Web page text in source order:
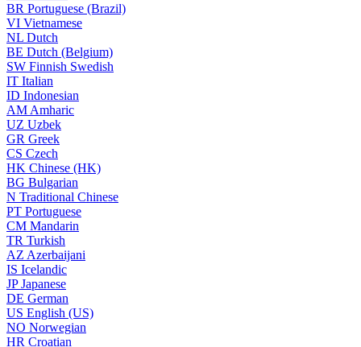
BR Portuguese (Brazil)
VI Vietnamese
NL Dutch
BE Dutch (Belgium)
SW Finnish Swedish
IT Italian
ID Indonesian
AM Amharic
UZ Uzbek
GR Greek
CS Czech
HK Chinese (HK)
BG Bulgarian
N Traditional Chinese
PT Portuguese
CM Mandarin
TR Turkish
AZ Azerbaijani
IS Icelandic
JPJapanese
DE German
US English (US)
NO Norwegian
HR Croatian